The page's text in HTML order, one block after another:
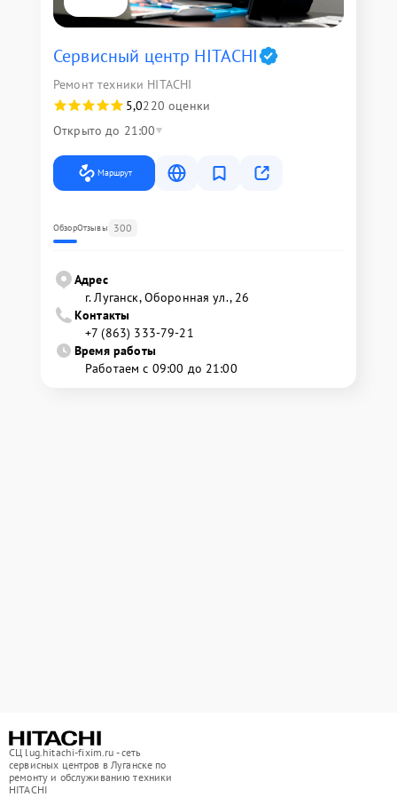
Сервисный центр HITACHI
Ремонт техники HITACHI
5,0220 оценки
Открыто до 21:00
Маршрут
ОбзорОтзывы 300
Адрес
г. Луганск, Оборонная ул., 26
Контакты
+7 (863) 333-79-21
Время работы
Работаем с 09:00 до 21:00
СЦ lug.hitachi-fixim.ru - сеть
сервисных центров в Луганске по
ремонту и обслуживанию техники
HITACHI